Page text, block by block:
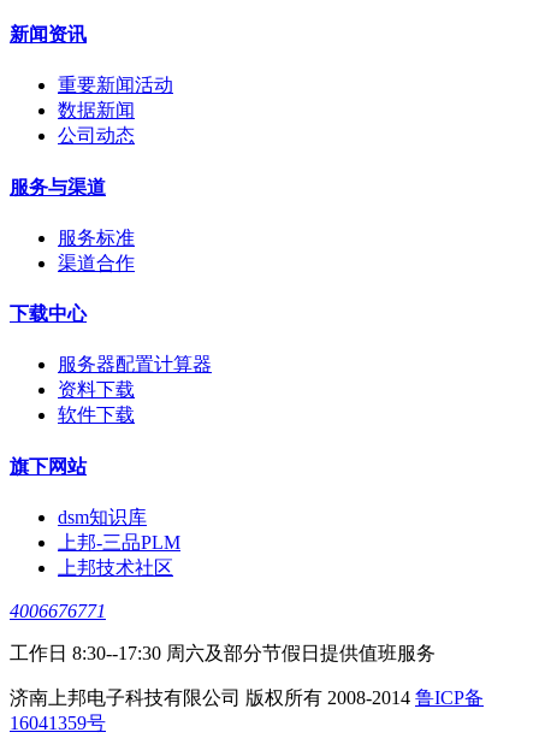
新闻资讯
重要新闻活动
数据新闻
公司动态
服务与渠道
服务标准
渠道合作
下载中心
服务器配置计算器
资料下载
软件下载
旗下网站
dsm知识库
上邦-三品PLM
上邦技术社区
4006676771
工作日 8:30--17:30 周六及部分节假日提供值班服务
济南上邦电子科技有限公司 版权所有 2008-2014 鲁ICP备
16041359号